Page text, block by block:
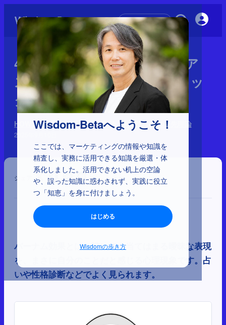
Wisdom-Betaへようこそ！
ここでは、マーケティングの情報や知識を
精査し、実務に活用できる知識を厳選・体
系化しました。活用できない机上の空論
や、誤った知識に惑わされず、実践に役立
つ「知恵」を身に付けましょう。
はじめる
Wisdomの歩き方
初めての方へ
4-1-19：バーナム効果、バイア
スのバイアス、ハイパーボリッ
ク割引
HOWを左右する心理学 170理論：9分類と64の優先理論
2025年9月10日
シェア
バーナム効果とは、誰にでも当てはまる曖昧な表現
を、まさに自分のことだと感じる心理現象です。占
いや性格診断などでよく見られます。